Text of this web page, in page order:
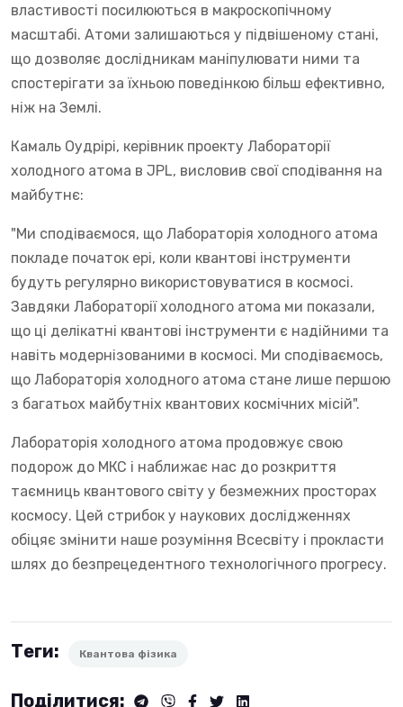
властивості посилюються в макроскопічному
масштабі. Атоми залишаються у підвішеному стані,
що дозволяє дослідникам маніпулювати ними та
спостерігати за їхньою поведінкою більш ефективно,
ніж на Землі.
Камаль Оудрірі, керівник проекту Лабораторії
холодного атома в JPL, висловив свої сподівання на
майбутнє:
"Ми сподіваємося, що Лабораторія холодного атома
покладе початок ері, коли квантові інструменти
будуть регулярно використовуватися в космосі.
Завдяки Лабораторії холодного атома ми показали,
що ці делікатні квантові інструменти є надійними та
навіть модернізованими в космосі. Ми сподіваємось,
що Лабораторія холодного атома стане лише першою
з багатьох майбутніх квантових космічних місій".
Лабораторія холодного атома продовжує свою
подорож до МКС і наближає нас до розкриття
таємниць квантового світу у безмежних просторах
космосу. Цей стрибок у наукових дослідженнях
обіцяє змінити наше розуміння Всесвіту і прокласти
шлях до безпрецедентного технологічного прогресу.
Теги: Квантова фізика
Поділитися: